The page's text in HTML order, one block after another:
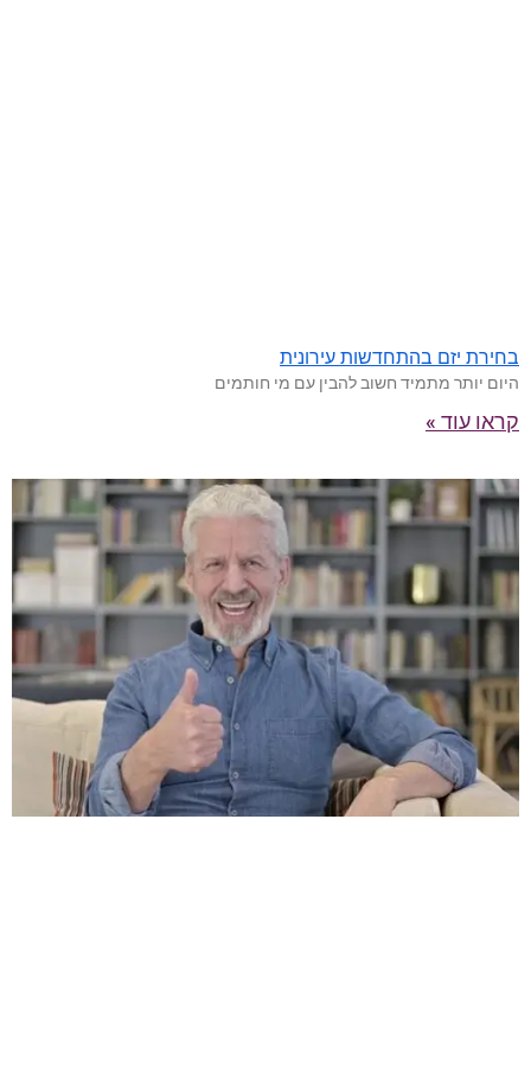
בחירת יזם בהתחדשות עירונית
היום יותר מתמיד חשוב להבין עם מי חותמים
קראו עוד »